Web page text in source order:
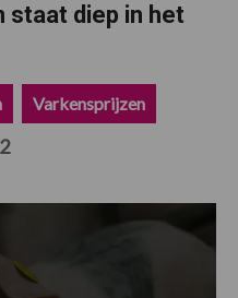
staat diep in het
Varkensprijzen